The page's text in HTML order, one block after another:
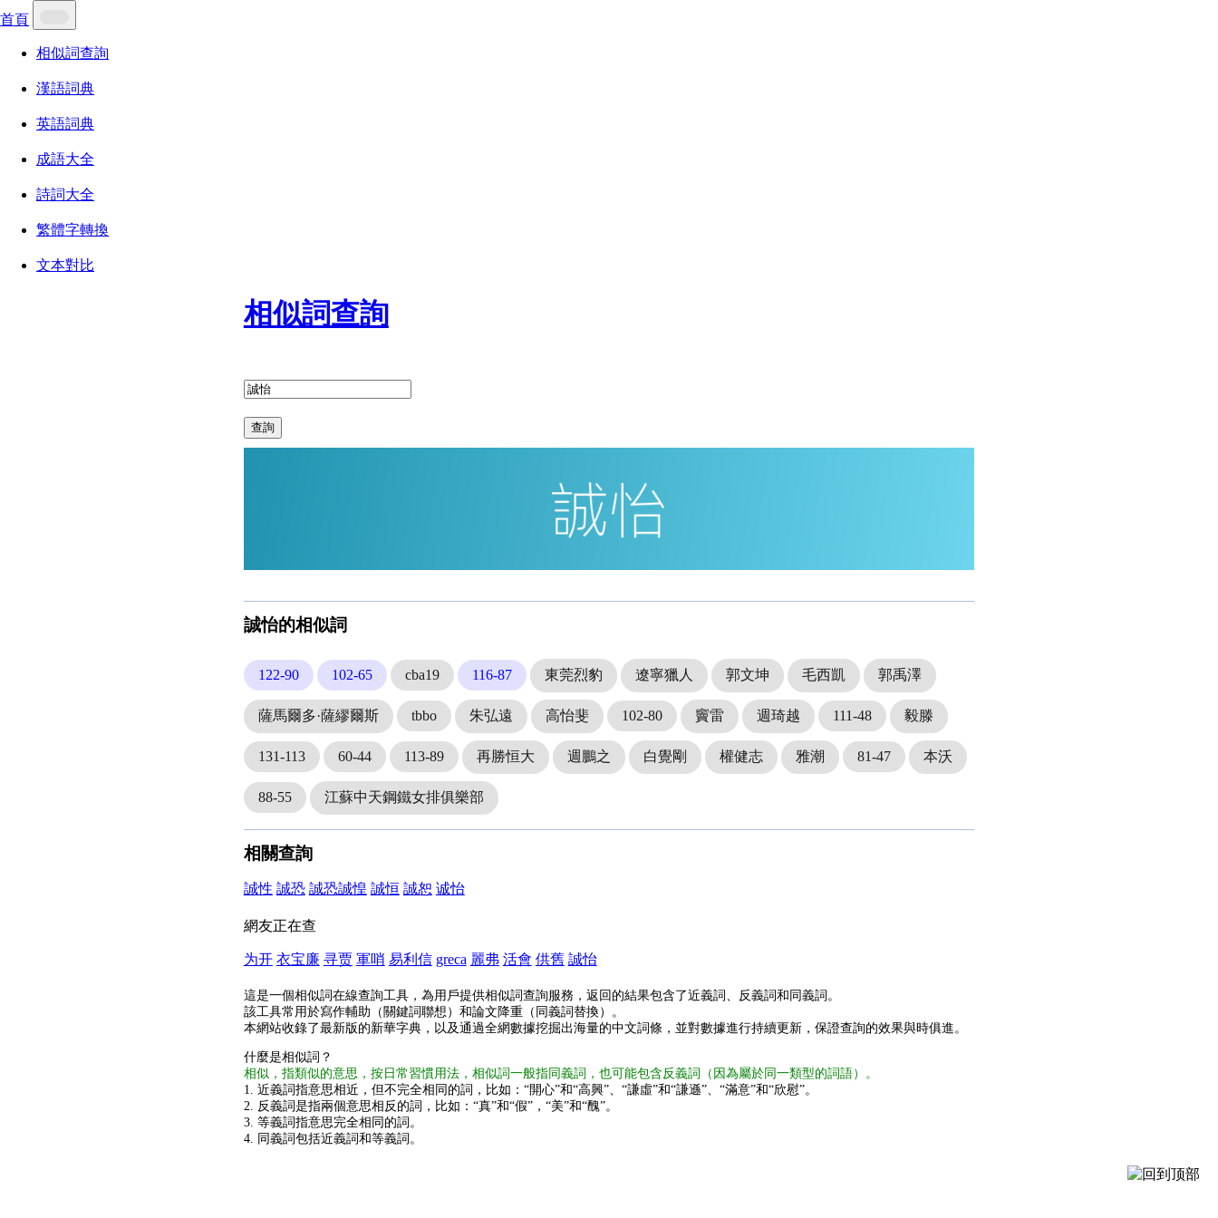
首頁
相似詞查詢
漢語詞典
英語詞典
成語大全
詩詞大全
繁體字轉換
文本對比
相似詞查詢
查詢
誠怡的相似詞
122-90 102-65 cba19 116-87 東莞烈豹 遼寧獵人 郭文坤 毛西凱 郭禹澤
薩馬爾多·薩繆爾斯 tbbo 朱弘遠 高怡斐 102-80 竇雷 週琦越 111-48 毅滕
131-113 60-44 113-89 再勝恒大 週鵬之 白覺剛 權健志 雅潮 81-47 本沃
88-55 江蘇中天鋼鐵女排俱樂部
相關查詢
誠性 誠恐 誠恐誠惶 誠恒 誠恕 诚怡
網友正在查
为开 衣宝廉 寻贾 軍哨 易利信 greca 麗弗 活會 供舊 誠怡
這是一個相似詞在線查詢工具，為用戶提供相似詞查詢服務，返回的結果包含了近義詞、反義詞和同義詞。
該工具常用於寫作輔助（關鍵詞聯想）和論文降重（同義詞替換）。
本網站收錄了最新版的新華字典，以及通過全網數據挖掘出海量的中文詞條，並對數據進行持續更新，保證查詢的效果與時俱進。
什麼是相似詞？
相似，指類似的意思，按日常習慣用法，相似詞一般指同義詞，也可能包含反義詞（因為屬於同一類型的詞語）。
1. 近義詞指意思相近，但不完全相同的詞，比如：“開心”和“高興”、“謙虛”和“謙遜”、“滿意”和“欣慰”。
2. 反義詞是指兩個意思相反的詞，比如：“真”和“假”，“美”和“醜”。
3. 等義詞指意思完全相同的詞。
4. 同義詞包括近義詞和等義詞。